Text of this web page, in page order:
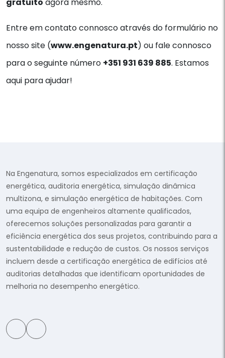
Entre em contato connosco através do formulário no
nosso site (www.engenatura.pt) ou fale connosco
para o seguinte número +351 931 639 885. Estamos
aqui para ajudar!
Na Engenatura, somos especializados em certificação
energética, auditoria energética, simulação dinâmica
multizona, e simulação energética de habitações. Com
uma equipa de engenheiros altamente qualificados,
oferecemos soluções personalizadas para garantir a
eficiência energética dos seus projetos, contribuindo para a
sustentabilidade e redução de custos. Os nossos serviços
incluem desde a certificação energética de edifícios até
auditorias detalhadas que identificam oportunidades de
melhoria no desempenho energético.